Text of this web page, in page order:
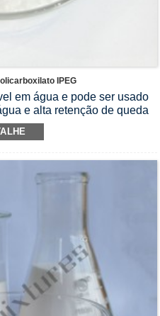
IPEG
em água e pode ser usado
e alta retenção de queda
agente redutor de água de
formulações.